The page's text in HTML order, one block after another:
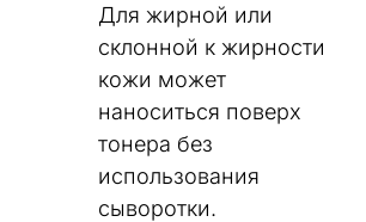
Для жирной или
склонной к жирности
кожи может
наноситься поверх
тонера без
использования
сыворотки.